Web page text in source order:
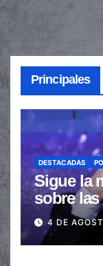
Principales
DESTACADAS
Sigue la
sobre
de las
4 DE